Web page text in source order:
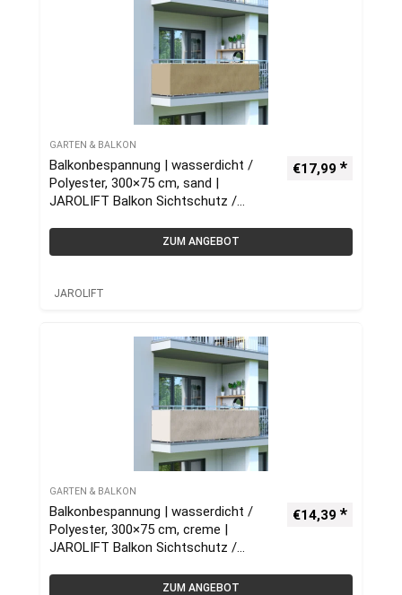
GARTEN & BALKON
Balkonbespannung | wasserdicht /
Polyester, 300×75 cm, sand |
JAROLIFT Balkon Sichtschutz /
€17,99
ZUM ANGEBOT
JAROLIFT
GARTEN & BALKON
Balkonbespannung | wasserdicht /
Polyester, 300×75 cm, creme |
JAROLIFT Balkon Sichtschutz /
€14,39
ZUM ANGEBOT